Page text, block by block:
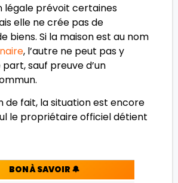
légale prévoit certaines
elle ne crée pas de
biens. Si la maison est au nom
, l’autre ne peut pas y
sauf preuve d’un
de fait, la situation est encore
le propriétaire officiel détient
BON À SAVOIR 🔔